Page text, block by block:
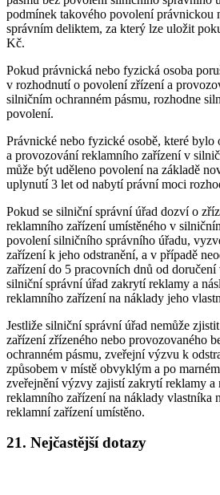
podmínek takového povolení právnickou
správním deliktem, za který lze uložit
Kč.
Pokud právnická nebo fyzická osoba
v rozhodnutí o povolení zřízení a
silničním ochranném pásmu, rozhodne
povolení.
Právnické nebo fyzické osobě, které
a provozování reklamního zařízení v
může být uděleno povolení na základě
uplynutí 3 let od nabytí právní moci
Pokud se silniční správní úřad dozví o
reklamního zařízení umístěného v
povolení silničního správního úřadu,
zařízení k jeho odstranění, a v případě
zařízení do 5 pracovních dnů od
silniční správní úřad zakrytí reklamy a
reklamního zařízení na náklady jeho
Jestliže silniční správní úřad nemůže
zařízení zřízeného nebo provozovaného
ochranném pásmu, zveřejní výzvu k
způsobem v místě obvyklým a po
zveřejnění výzvy zajistí zakrytí reklamy a
reklamního zařízení na náklady vlastníka
reklamní zařízení umístěno.
21. Nejčastější dotazy